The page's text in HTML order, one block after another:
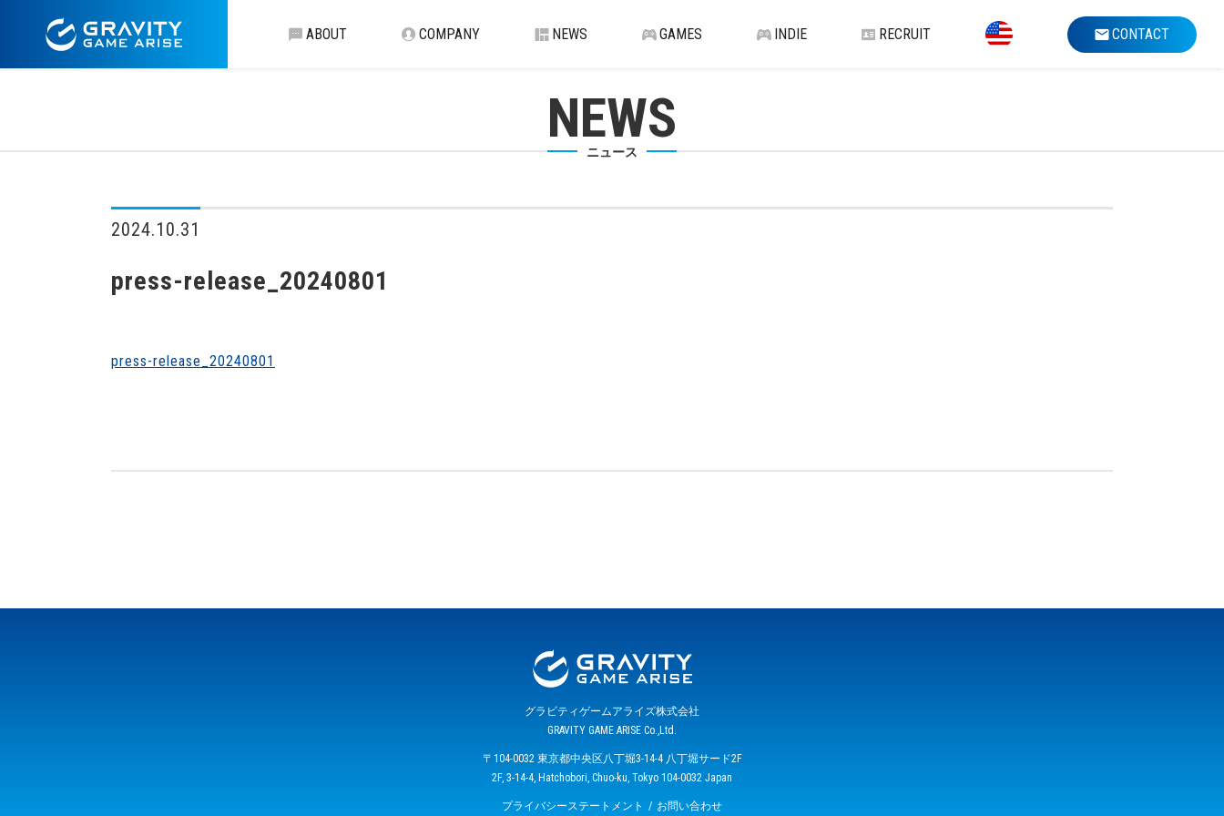
ABOUT COMPANY NEWS GAMES INDIE RECRUIT CONTACT
NEWS
ニュース
2024.10.31
press-release_20240801
press-release_20240801
グラビティゲームアライズ株式会社
GRAVITY GAME ARISE Co.,Ltd.
〒104-0032 東京都中央区八丁堀3-14-4 八丁堀サード2F
2F, 3-14-4, Hatchobori, Chuo-ku, Tokyo 104-0032 Japan
プライバシーステートメント お問い合わせ